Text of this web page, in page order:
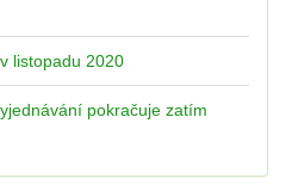
listopadu 2020
pokračuje zatím